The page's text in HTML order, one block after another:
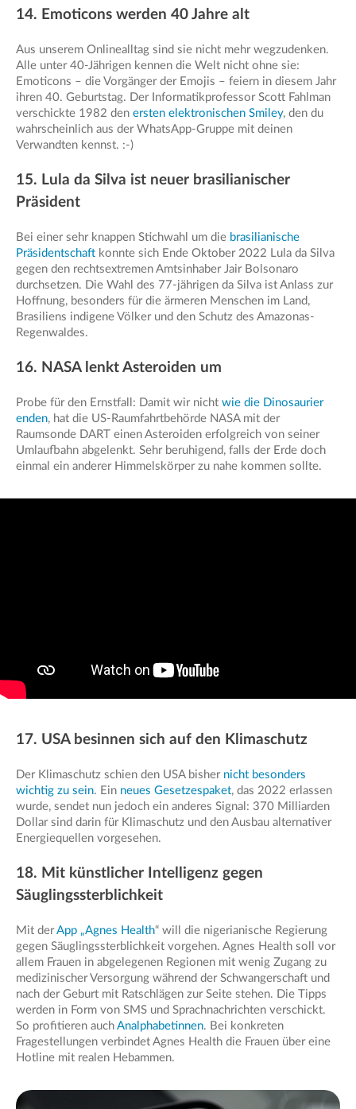
14. Emoticons werden 40 Jahre alt
Aus unserem Onlinealltag sind sie nicht mehr wegzudenken.
Alle unter 40-Jährigen kennen die Welt nicht ohne sie:
Emoticons – die Vorgänger der Emojis – feiern in diesem Jahr
ihren 40. Geburtstag. Der Informatikprofessor Scott Fahlman
verschickte 1982 den ersten elektronischen Smiley, den du
wahrscheinlich aus der WhatsApp-Gruppe mit deinen
Verwandten kennst. :-)
15. Lula da Silva ist neuer brasilianischer
Präsident
Bei einer sehr knappen Stichwahl um die brasilianische
Präsidentschaft konnte sich Ende Oktober 2022 Lula da Silva
gegen den rechtsextremen Amtsinhaber Jair Bolsonaro
durchsetzen. Die Wahl des 77-jährigen da Silva ist Anlass zur
Hoffnung, besonders für die ärmeren Menschen im Land,
Brasiliens indigene Völker und den Schutz des Amazonas-
Regenwaldes.
16. NASA lenkt Asteroiden um
Probe für den Ernstfall: Damit wir nicht wie die Dinosaurier
enden, hat die US-Raumfahrtbehörde NASA mit der
Raumsonde DART einen Asteroiden erfolgreich von seiner
Umlaufbahn abgelenkt. Sehr beruhigend, falls der Erde doch
einmal ein anderer Himmelskörper zu nahe kommen sollte.
17. USA besinnen sich auf den Klimaschutz
Der Klimaschutz schien den USA bisher nicht besonders
wichtig zu sein. Ein neues Gesetzespaket, das 2022 erlassen
wurde, sendet nun jedoch ein anderes Signal: 370 Milliarden
Dollar sind darin für Klimaschutz und den Ausbau alternativer
Energiequellen vorgesehen.
18. Mit künstlicher Intelligenz gegen
Säuglingssterblichkeit
Mit derApp „Agnes Health“ will die nigerianische Regierung
gegen Säuglingssterblichkeit vorgehen. Agnes Health soll vor
allem Frauen in abgelegenen Regionen mit wenig Zugang zu
medizinischer Versorgung während der Schwangerschaft und
nach der Geburt mit Ratschlägen zur Seite stehen. Die Tipps
werden in Form von SMS und Sprachnachrichten verschickt.
So profitieren auch Analphabetinnen. Bei konkreten
Fragestellungen verbindet Agnes Health die Frauen über eine
Hotline mit realen Hebammen.